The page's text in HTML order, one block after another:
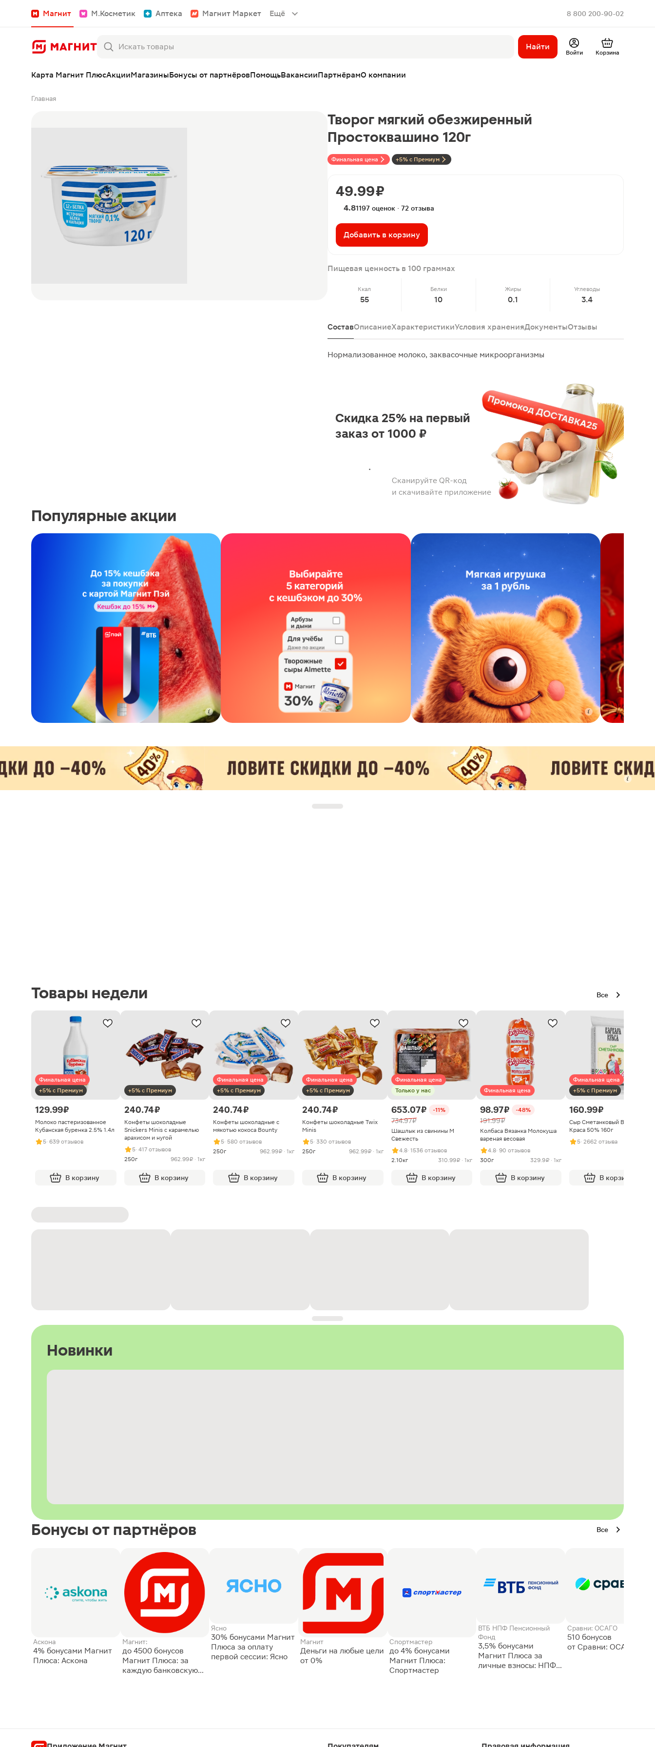
Магнит М.Косметик Аптека Магнит Маркет Ещё 8 800 200-90-02
Найти
Войти Корзина
Карта Магнит ПлюсАкцииМагазиныБонусы от партнёровПомощьВакансииПартнёрамО компании
Главная
Финальная цена +5% с Премиум
Творог мягкий обезжиренный
Простоквашино 120г
49.99 ₽
4.81197 оценок · 72 отзыва
Добавить в корзину
Пищевая ценность в 100 граммах
Ккал
55
Белки
10
Жиры
0.1
Углеводы
3.4
СоставОписаниеХарактеристикиУсловия храненияДокументыОтзывы
Нормализованное молоко, заквасочные микроорганизмы
Сканируйте QR-код
и скачивайте приложение
Скидка 25% на первый
заказ от 1000 ₽
Популярные акции
Товары недели Все
Финальная цена
+5% с Премиум
129.99 ₽
Молоко пастеризованное
Кубанская буренка 2.5% 1.4л
5· 639 отзывов
В корзину
+5% с Премиум
240.74 ₽
Конфеты шоколадные
Snickers Minis с карамелью
арахисом и нугой
5· 417 отзывов
250г
962.99 ₽ · 1кг
В корзину
Финальная цена
+5% с Премиум
240.74 ₽
Конфеты шоколадные с
мякотью кокоса Bounty
5· 580 отзывов
250г
962.99 ₽ · 1кг
В корзину
Финальная цена
+5% с Премиум
240.74 ₽
Конфеты шоколадные Twix
Minis
5· 330 отзывов
250г
962.99 ₽ · 1кг
В корзину
Финальная цена
Только у нас
653.07 ₽ -11%
734.97 ₽
Шашлык из свинины М
Свежесть
4.8· 1536 отзывов
2.10кг
310.99 ₽ · 1кг
В корзину
Финальная цена
98.97 ₽ -48%
191.99 ₽
Колбаса Вязанка Молокуша
вареная весовая
4.8· 90 отзывов
300г
329.9 ₽ · 1кг
В корзину
Финальная цена
+5% с Премиум
160.99 ₽
Сыр Сметанковый Варвара
Краса 50% 160г
5· 2662 отзыва
В корзину
Новинки
Бонусы от партнёров Все
Аскона
4% бонусами Магнит
Плюса: Аскона
Магнит:
до 4500 бонусов
Магнит Плюса: за
каждую банковскую
Ясно
30% бонусами Магнит
Плюса за оплату
первой сессии: Ясно
Магнит
Деньги на любые цели
от 0%
Спортмастер
до 4% бонусами
Магнит Плюса:
Спортмастер
ВТБ НПФ Пенсионный
Фонд
3,5% бонусами
Магнит Плюса за
личные взносы: НПФ
Сравни: ОСАГО
510 бонусов